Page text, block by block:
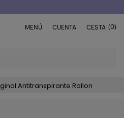
MENÚ CUENTA CESTA (0)
Antitranspirante Rollon